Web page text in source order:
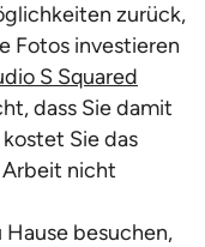
zurück,
Fotos investieren
S Squared
dass Sie damit
Sie das
Arbeit nicht
Hause besuchen,